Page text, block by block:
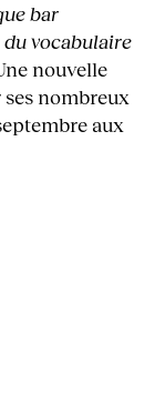
bar
vocabulaire
nouvelle
nombreux
aux